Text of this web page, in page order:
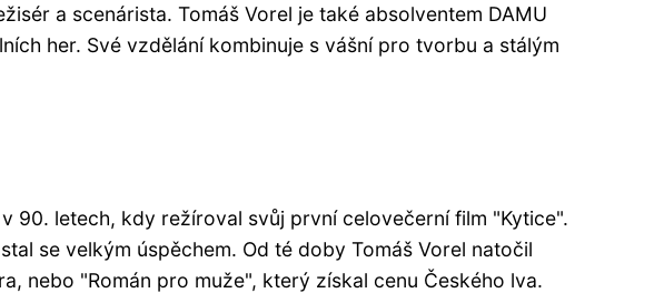
a scenárista. Tomáš Vorel je také absolventem DAMU
her. Své vzdělání kombinuje s vášní pro tvorbu a stálým
90. letech, kdy režíroval svůj první celovečerní film "Kytice".
se velkým úspěchem. Od té doby Tomáš Vorel natočil
nebo "Román pro muže", který získal cenu Českého lva.